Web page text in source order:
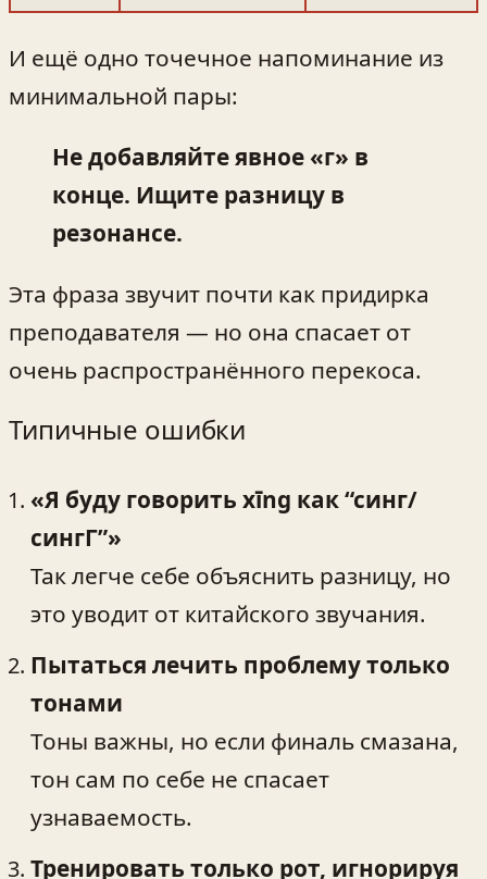
И ещё одно точечное напоминание из
минимальной пары:
Не добавляйте явное «г» в
конце. Ищите разницу в
резонансе.
Эта фраза звучит почти как придирка
преподавателя — но она спасает от
очень распространённого перекоса.
Типичные ошибки
«Я буду говорить xīng как “синг/
сингГ”»
Так легче себе объяснить разницу, но
это уводит от китайского звучания.
Пытаться лечить проблему только
тонами
Тоны важны, но если финаль смазана,
тон сам по себе не спасает
узнаваемость.
Тренировать только рот, игнорируя